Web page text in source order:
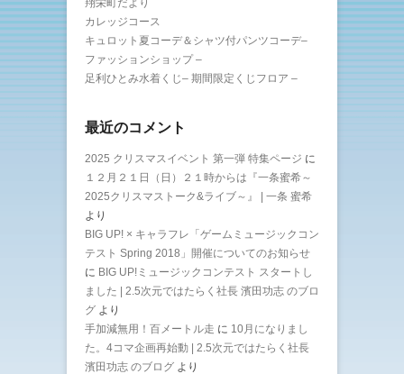
翔栄町だより
カレッジコース
キュロット夏コーデ＆シャツ付パンツコーデ–
ファッションショップ –
足利ひとみ水着くじ– 期間限定くじフロア –
最近のコメント
2025 クリスマスイベント 第一弾 特集ページ に
１２月２１日（日）２１時からは『一条蜜希～
2025クリスマストーク&ライブ～』 | 一条 蜜希
より
BIG UP! × キャラフレ「ゲームミュージックコン
テスト Spring 2018」開催についてのお知らせ
に BIG UP!ミュージックコンテスト スタートし
ました | 2.5次元ではたらく社長 濱田功志 のブロ
グ より
手加減無用！百メートル走 に 10月になりまし
た。4コマ企画再始動 | 2.5次元ではたらく社長
濱田功志 のブログ より